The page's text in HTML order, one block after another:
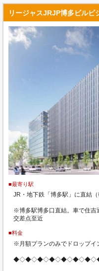
リージャスJRJP博多ビルビ
■最寄り駅
JR・地下鉄「博多駅」に直結（
※博多駅博多口直結。車で住吉
交差点至近
■料金
※月額プランのみでドロップイ